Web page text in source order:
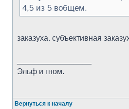
4,5 из 5 вобщем.
заказуха. субъективная
Эльф и гном.
Вернуться к началу